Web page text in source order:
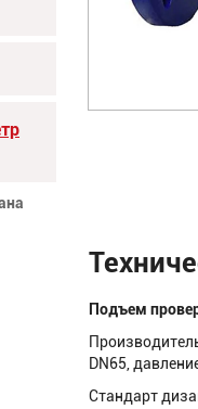
Подъем
DN65,
Стандарт